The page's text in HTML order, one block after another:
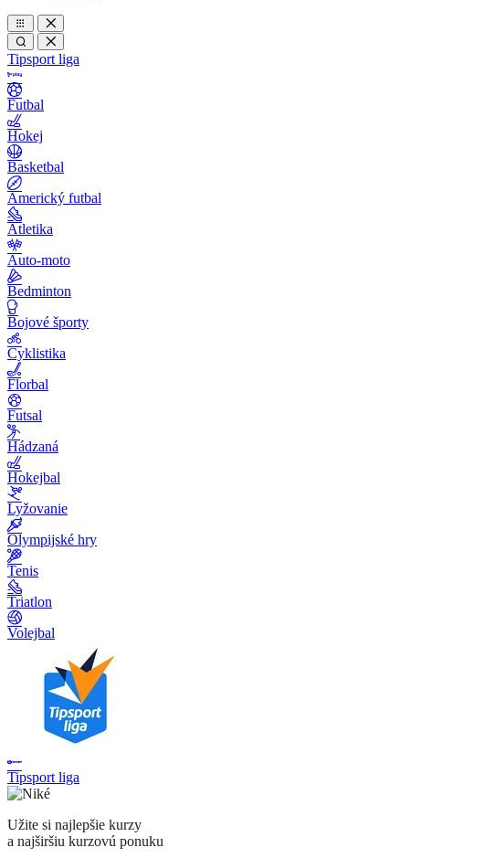
Tipsport liga
Futbal
Hokej
Basketbal
Americký futbal
Atletika
Auto-moto
Bedminton
Bojové športy
Cyklistika
Florbal
Futsal
Hádzaná
Hokejbal
Lyžovanie
Olympijské hry
Tenis
Triatlon
Volejbal
Tipsport liga
Užite si najlepšie kurzy
a najširšiu kurzovú ponuku